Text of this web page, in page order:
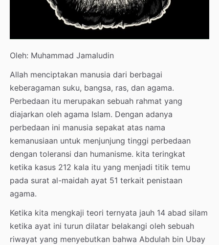
Oleh: Muhammad Jamaludin
Allah menciptakan manusia dari berbagai
keberagaman suku, bangsa, ras, dan agama.
Perbedaan itu merupakan sebuah rahmat yang
diajarkan oleh agama Islam. Dengan adanya
perbedaan ini manusia sepakat atas nama
kemanusiaan untuk menjunjung tinggi perbedaan
dengan toleransi dan humanisme. kita teringkat
ketika kasus 212 kala itu yang menjadi titik temu
pada surat al-maidah ayat 51 terkait penistaan
agama.
Ketika kita mengkaji teori ternyata jauh 14 abad silam
ketika ayat ini turun dilatar belakangi oleh sebuah
riwayat yang menyebutkan bahwa Abdulah bin Ubay